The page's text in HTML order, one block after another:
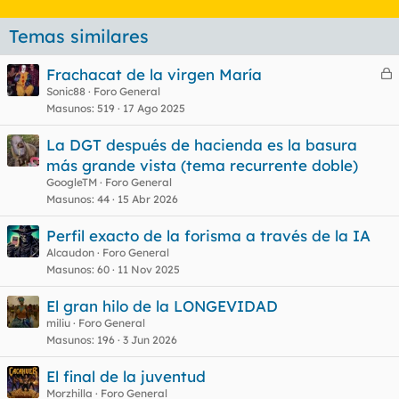
Temas similares
C
r
Frachacat de la virgen María
Sonic88
Foro General
Masunos 519 17 Ago 2025
La DGT después de hacienda es la basura
más grande vista (tema recurrente doble)
GoogleTM
Foro General
Masunos 44 15 Abr 2026
Perfil exacto de la forisma a través de la IA
Alcaudon
Foro General
Masunos 60 11 Nov 2025
El gran hilo de la LONGEVIDAD
miliu
Foro General
Masunos 196 3 Jun 2026
El final de la juventud
Morzhilla
Foro General